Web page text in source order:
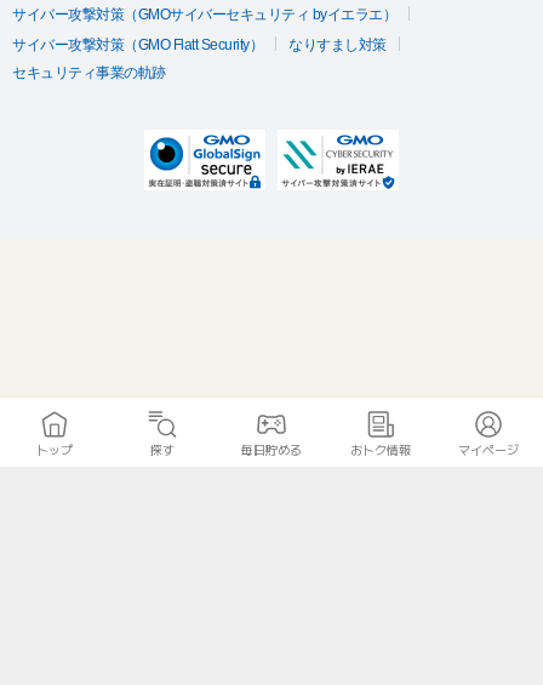
サイバー攻撃対策（GMOサイバーセキュリティ byイエラエ）
サイバー攻撃対策（GMO Flatt Security）
なりすまし対策
セキュリティ事業の軌跡
トップ 探す 毎日貯める おトク情報 マイページ